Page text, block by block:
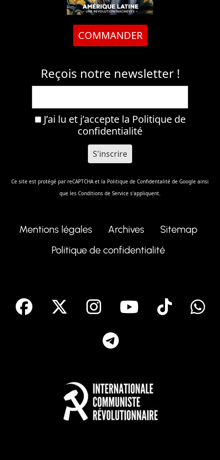
COMMANDER
Reçois notre newsletter !
J’ai lu et j’accepte la Politique de
confidentialité
Ce site est protégé par reCAPTCHA et la Politique de Confidentalité de Google ainsi
que les Conditions de Service s'appliquent.
Mentions légales Archives
Sitemap
Politique de confidentialité
facebook Instagram
Youtube
Tik